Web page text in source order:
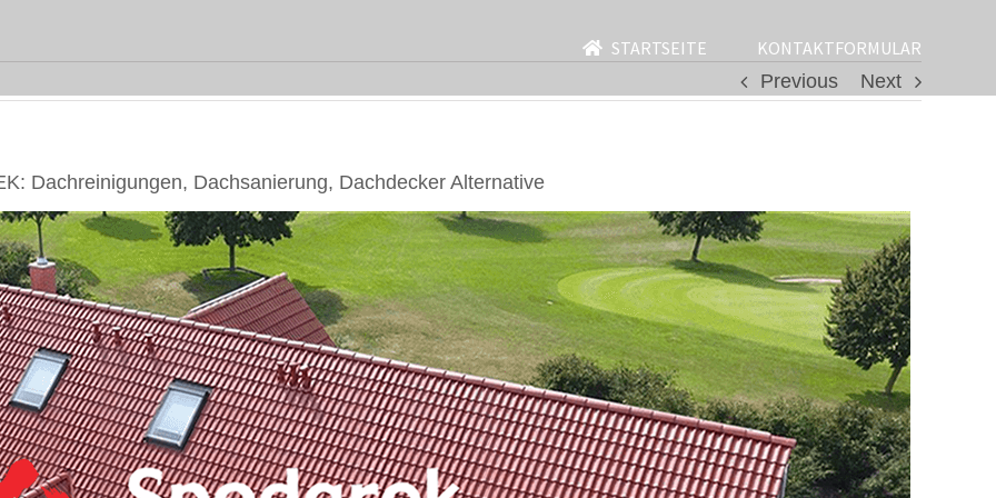
STARTSEITE
KONTAKTFORMULAR
Previous
Next
Dachreinigungen, Dachsanierung, Dachdecker Alternative